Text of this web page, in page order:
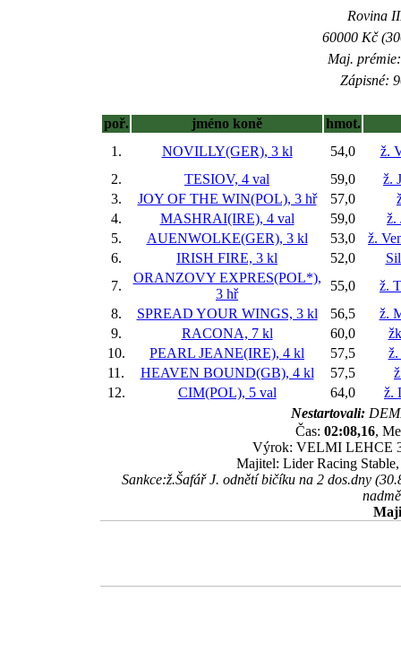
Rovina
60000 Kč
Maj.
Zápisné:
poř. jméno koně
hmot.
1.
NOVILLY(GER), 3 kl 54,0
ž.
2.
TESIOV, 4 val 59,0
ž.
3.
JOY OF THE WIN(POL), 3 hř 57,0
4.
MASHRAI(IRE), 4 val 59,0
ž.
5.
AUENWOLKE(GER), 3 kl 53,0
ž.
6.
IRISH FIRE, 3 kl 52,0
7.
ORANZOVY EXPRES(POL*),
3 hř
55,0
ž.
8.
SPREAD YOUR WINGS, 3 kl 56,5
ž.
9.
RACONA, 7 kl 60,0
10.
PEARL JEANE(IRE), 4 kl 57,5
11.
HEAVEN BOUND(GB), 4 kl 57,5
12.
CIM(POL), 5 val 64,0
ž.
Nestartovali:
Čas: 02:08,16,
Výrok: VELMI LEHCE 3
Majitel: Lider Racing
Sankce:ž.Šafář J. odnětí bičíku na 2 dos.dny